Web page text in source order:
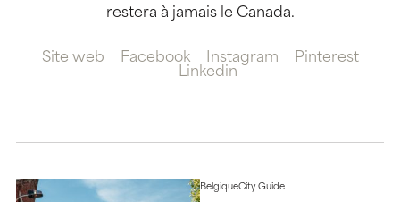
restera à jamais le Canada.
Site web Facebook Instagram
Pinterest
Linkedin
BelgiqueCity Guide